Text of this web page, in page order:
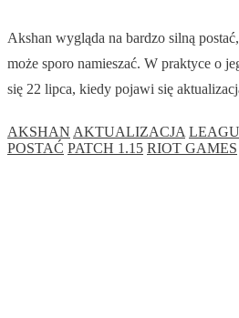
Akshan wygląda na bardzo silną
może sporo namieszać. W praktyce o
się 22 lipca, kiedy pojawi się
AKSHAN AKTUALIZACJA
POSTAĆ PATCH 1.15 RIOT GAMES